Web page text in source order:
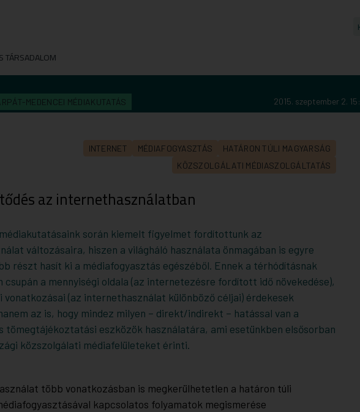
TÁRSADALOM
MEDENCEI MÉDIAKUTATÁS 2015. szeptember 2.
INTERNET MÉDIAFOGYASZTÁS
HATÁRON TÚLI MAGYARSÁG
KÖZSZOLGÁLATI MÉDIASZOLGÁLTATÁS
az internethasználatban
során kiemelt figyelmet fordítottunk az
változásaira, hiszen a világháló használata önmagában is egyre
részt hasít ki a médiafogyasztás egészéből. Ennek a térhódításnak
csupán a mennyiségi oldala (az internetezésre fordított idő növekedése),
vonatkozásai (az internethasználat különböző céljai) érdekesek
az is, hogy mindez milyen – direkt/indirekt – hatással van a
tömegtájékoztatási eszközök használatára, ami esetünkben elsősorban
közszolgálati médiafelületeket érinti.
több vonatkozásban is megkerülhetetlen a határon túli
kapcsolatos folyamatok megismerése